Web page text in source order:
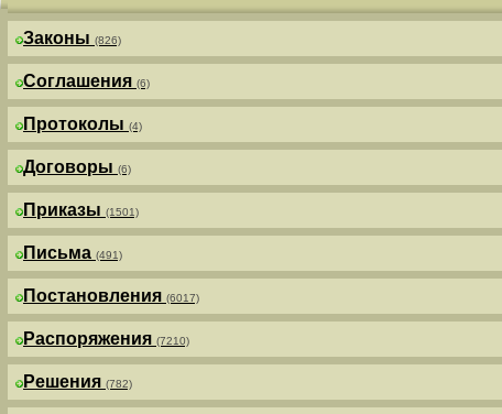
Законы (826)
Соглашения (6)
Протоколы (4)
Договоры (6)
Приказы (1501)
Письма (491)
Постановления (6017)
Распоряжения (7210)
Решения (782)